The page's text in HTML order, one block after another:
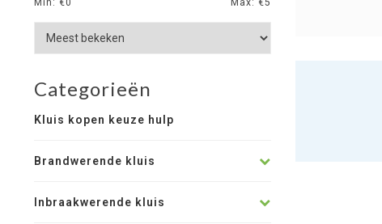
Min: €0 Max: €5
Categorieën
Kluis kopen keuze hulp
Brandwerende kluis
Inbraakwerende kluis